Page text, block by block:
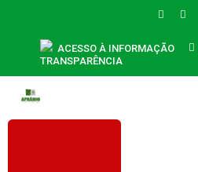
ACESSO À INFORMAÇÃO
TRANSPARÊNCIA